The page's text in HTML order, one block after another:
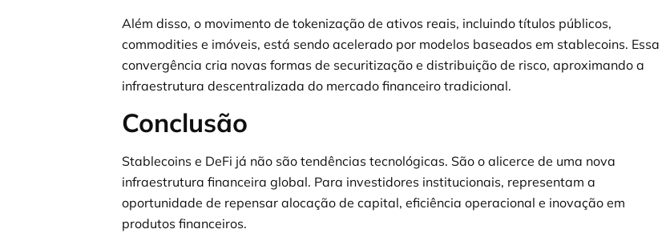
Além disso, o movimento de tokenização de ativos reais, incluindo títulos públicos,
commodities e imóveis, está sendo acelerado por modelos baseados em stablecoins. Essa
convergência cria novas formas de securitização e distribuição de risco, aproximando a
infraestrutura descentralizada do mercado financeiro tradicional.
Conclusão
Stablecoins e DeFi já não são tendências tecnológicas. São o alicerce de uma nova
infraestrutura financeira global. Para investidores institucionais, representam a
oportunidade de repensar alocação de capital, eficiência operacional e inovação em
produtos financeiros.